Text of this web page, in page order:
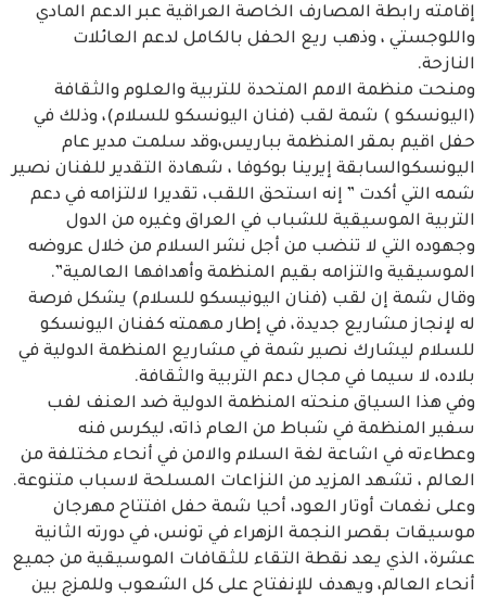
إقامته رابطة المصارف الخاصة العراقية عبر الدعم المادي
واللوجستي ، وذهب ريع الحفل بالكامل لدعم العائلات
النازحة.
ومنحت منظمة الامم المتحدة للتربية والعلوم والثقافة
(اليونسكو ) شمة لقب (فنان اليونسكو للسلام)، وذلك في
حفل اقيم بمقر المنظمة بباريس،وقد سلمت مدير عام
اليونسكوالسابقة إيرينا بوكوفا ، شهادة التقدير للفنان نصير
شمه التي أكدت ” إنه استحق اللقب، تقديرا لالتزامه في دعم
التربية الموسيقية للشباب في العراق وغيره من الدول
وجهوده التي لا تنضب من أجل نشر السلام من خلال عروضه
الموسيقية والتزامه بقيم المنظمة وأهدافها العالمية”.
وقال شمة إن لقب (فنان اليونيسكو للسلام) يشكل فرصة
له لإنجاز مشاريع جديدة، في إطار مهمته كفنان اليونسكو
للسلام ليشارك نصير شمة في مشاريع المنظمة الدولية في
بلاده، لا سيما في مجال دعم التربية والثقافة.
وفي هذا السياق منحته المنظمة الدولية ضد العنف لفب
سفير المنظمة في شباط من العام ذاته، ليكرس فنه
وعطاءته في اشاعة لغة السلام والامن في أنحاء مختلفة من
العالم ، تشهد المزيد من النزاعات المسلحة لاسباب متنوعة.
وعلى نغمات أوتار العود، أحيا شمة حفل افتتاح مهرجان
موسيقات بقصر النجمة الزهراء في تونس، في دورته الثانية
عشرة، الذي يعد نقطة التقاء للثقافات الموسيقية من جميع
أنحاء العالم، ويهدف للإنفتاح على كل الشعوب وللمزج بين